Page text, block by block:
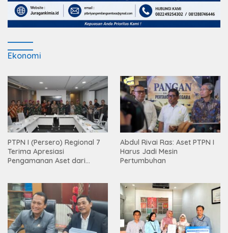
Ekonomi
PTPN I (Persero) Regional 7
Terima Apresiasi
Pengamanan Aset dari
Abdul Rivai Ras: Aset PTPN I
Harus Jadi Mesin
Pertumbuhan